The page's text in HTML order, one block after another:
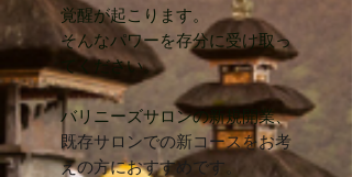
覚醒が起こります。
そんなパワーを存分に受け取っ
てください。
​​バリニーズサロンの新規開業、
既存サロンでの新コースをお考
えの方におすすめです。